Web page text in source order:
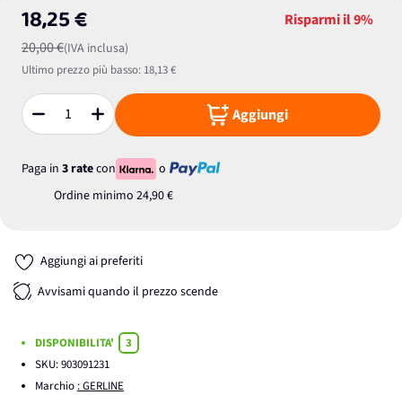
18,25 €
20,00 €(IVA inclusa)
Risparmi il9%
Ultimo prezzo più basso: 18,13 €
Quantità Aggiungi
Paga in 3 ratecon
o
Ordine minimo 24,90 €
Aggiungi ai preferiti
Avvisami quando il prezzo scende
DISPONIBILITA'
3
SKU:903091231
Marchio : GERLINE